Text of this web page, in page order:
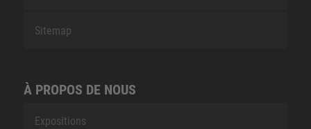
Sitemap
À PROPOS DE NOUS
Expositions